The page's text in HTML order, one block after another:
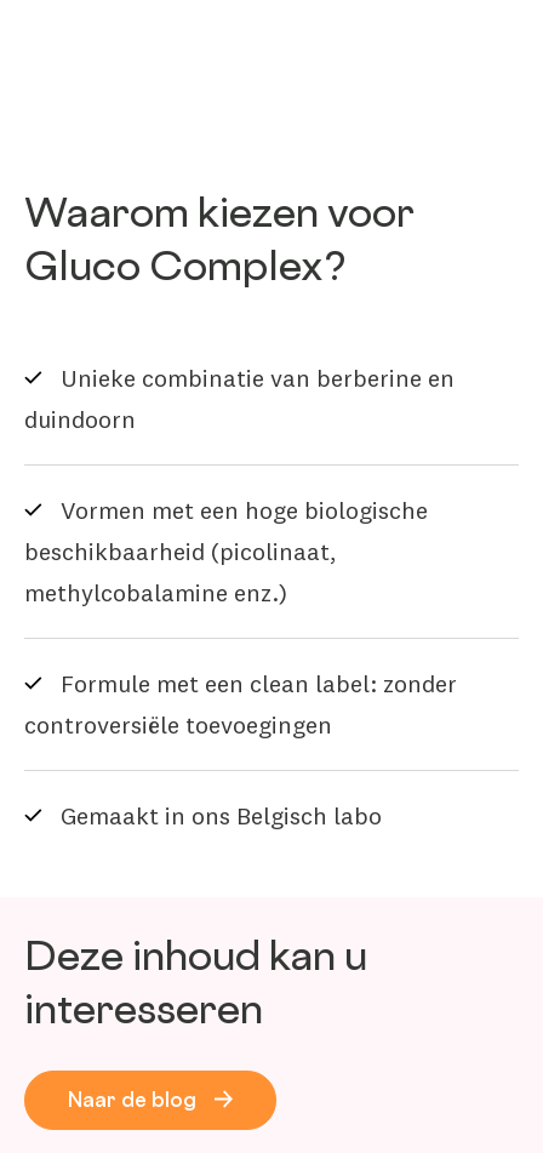
Waarom kiezen voor
Gluco Complex?
Unieke combinatie van berberine en
duindoorn
Vormen met een hoge biologische
beschikbaarheid (picolinaat,
methylcobalamine enz.)
Formule met een clean label: zonder
controversiële toevoegingen
Gemaakt in ons Belgisch labo
Deze inhoud kan u
interesseren
Naar de blog